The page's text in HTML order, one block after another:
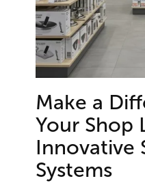
Make a
Your Shop
Innovative
Systems